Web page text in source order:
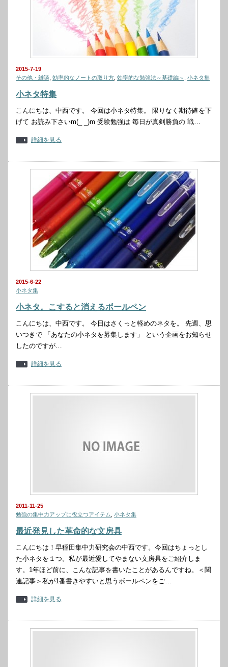
2015-7-19
その他・雑談 効率的なノートの取り方 効率的な勉強法～基礎編～ 小ネタ集
小ネタ特集
こんにちは、中西です。 今回は小ネタ特集。 限りなく期待値を下
げて お読み下さいm(_ _)m 受験勉強は 毎日が真剣勝負の 戦…
詳細を見る
2015-6-22
小ネタ集
小ネタ。こすると消えるボールペン
こんにちは、中西です。 今日はさくっと軽めのネタを。 先週、思
いつきで 「あなたの小ネタを募集します」 という企画をお知らせ
したのですが…
詳細を見る
2011-11-25
勉強の集中力アップに役立つアイテム 小ネタ集
最近発見した革命的な文房具
こんにちは！早稲田集中力研究会の中西です。今回はちょっとし
た小ネタを１つ。私が最近愛してやまない文房具をご紹介しま
す。1年ほど前に、こんな記事を書いたことがあるんですね。＜関
連記事＞私が1番書きやすいと思うボールペンをご…
詳細を見る